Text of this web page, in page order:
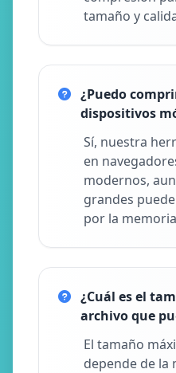
tamaño y
¿Puedo
dispositivos
Sí, nuestra
en
modernos,
grandes
por la
¿Cuál es el
archivo que
El tamaño
depende de la